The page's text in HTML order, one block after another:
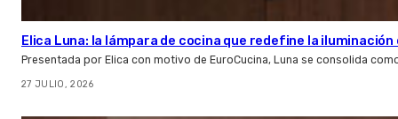
Elica Luna: la lámpara de cocina que redefine la
Presentada por Elica con motivo de EuroCucina, Luna se consolida
27 JULIO, 2026